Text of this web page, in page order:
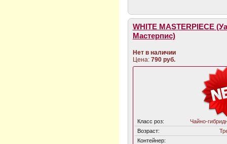
WHITE MASTERPIECE
Мастерпис)
Нет в наличии
Цена: 790 руб.
Класс роз:
Чайно-
Возраст:
Контейнер: